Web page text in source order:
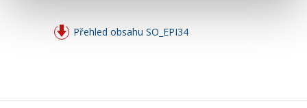
Přehled obsahu SO_EPI34